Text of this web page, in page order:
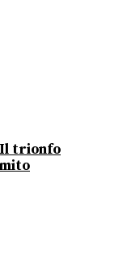
Il trionfo